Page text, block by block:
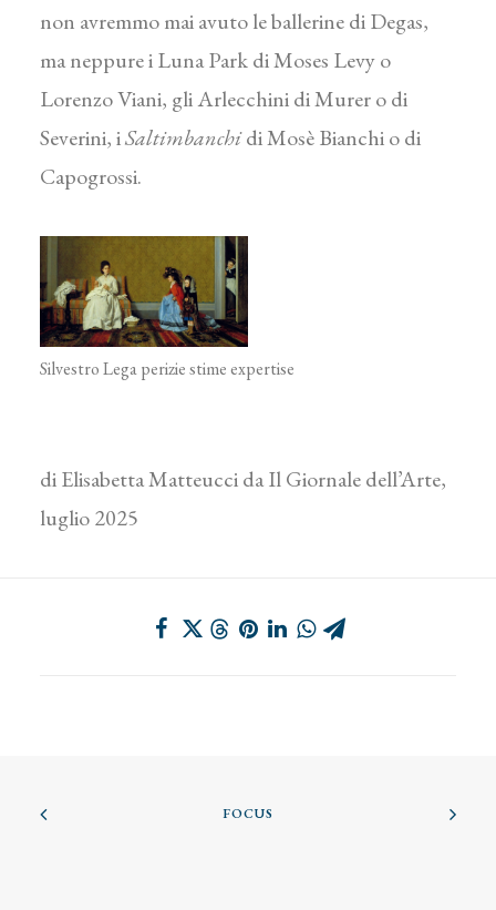
non avremmo mai avuto le ballerine di Degas,
ma neppure i Luna Park di Moses Levy o
Lorenzo Viani, gli Arlecchini di Murer o di
Severini, iSaltimbanchidi Mosè Bianchi o di
Capogrossi.
Silvestro Lega perizie stime expertise
di Elisabetta Matteucci da Il Giornale dell’Arte,
luglio 2025
FOCUS